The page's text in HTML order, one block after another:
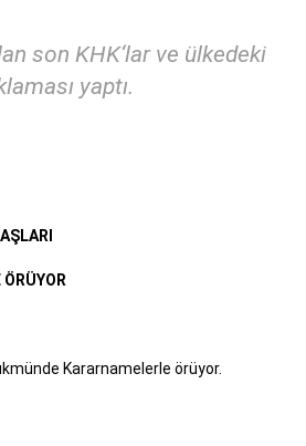
son KHK‘lar ve ülkedeki
yaptı.
Kararnamelerle örüyor.